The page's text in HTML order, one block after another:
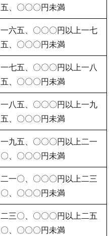
五、〇〇〇円未満
一六五、〇〇〇円以上一七
五、〇〇〇円未満
一七五、〇〇〇円以上一八
五、〇〇〇円未満
一八五、〇〇〇円以上一九
五、〇〇〇円未満
一九五、〇〇〇円以上二一
〇、〇〇〇円未満
二一〇、〇〇〇円以上二三
〇、〇〇〇円未満
二三〇、〇〇〇円以上二五
〇、〇〇〇円未満